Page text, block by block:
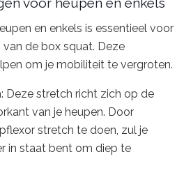
en enkels is essentieel voor
de box squat. Deze
om je mobiliteit te vergroten.
Deze stretch richt zich op de
van je heupen. Door
stretch te doen, zul je
in staat bent om diep te